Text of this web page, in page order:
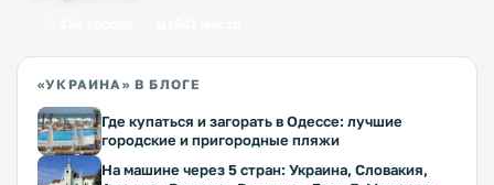
«УКРАИНА» В БЛОГЕ
Где купаться и загорать в Одессе: лучшие
городские и пригородные пляжи
На машине через 5 стран: Украина, Словакия,